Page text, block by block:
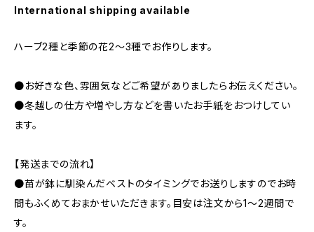
International shipping available
ハーブ2種と季節の花2〜3種でお作りします。
●お好きな色、雰囲気などご希望がありましたらお伝えください。
●冬越しの仕方や増やし方などを書いたお手紙をおつけしてい
ます。
【発送までの流れ】
●苗が鉢に馴染んだベストのタイミングでお送りしますのでお時
間もふくめておまかせいただきます。目安は注文から1〜2週間で
す。